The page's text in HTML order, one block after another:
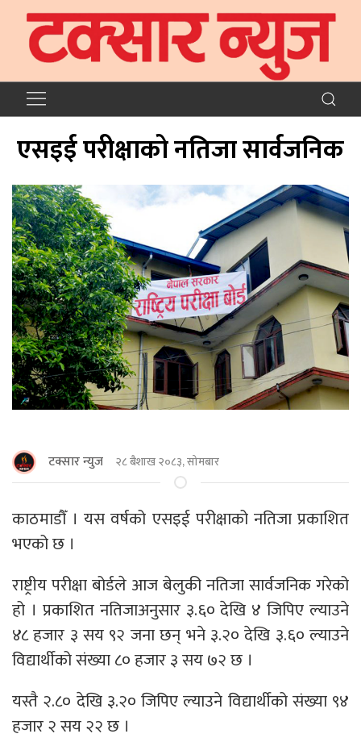
एसइई परीक्षाको नतिजा सार्वजनिक
टक्सार न्युज २८ बैशाख २०८३, सोमबार
काठमाडौँ । यस वर्षको एसइई परीक्षाको नतिजा प्रकाशित
भएको छ ।
राष्ट्रीय परीक्षा बोर्डले आज बेलुकी नतिजा सार्वजनिक गरेको
हो । प्रकाशित नतिजाअनुसार ३.६० देखि ४ जिपिए ल्याउने
४८ हजार ३ सय ९२ जना छन् भने ३.२० देखि ३.६० ल्याउने
विद्यार्थीको संख्या ८० हजार ३ सय ७२ छ ।
यस्तै २.८० देखि ३.२० जिपिए ल्याउने विद्यार्थीको संख्या ९४
हजार २ सय २२ छ ।